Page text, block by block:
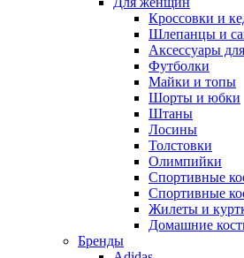
Кроссовки и
Шлепанцы и
Аксессуары
Футболки
Майки и топы
Шорты и юбки
Штаны
Лосины
Толстовки
Олимпийки
Спортивные
Спортивные
Жилеты и
Домашние
Бренды